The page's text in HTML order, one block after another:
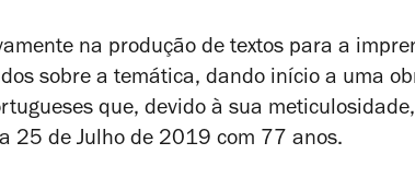
na produção de textos para a
sobre a temática, dando início a uma
que, devido à sua
25 de Julho de 2019 com 77 anos.